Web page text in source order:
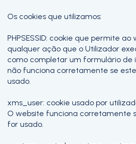
Os cookies que utilizamos:
PHPSESSID: cookie que permite
qualquer ação que o Utilizador
como completar um formulário de
não funciona corretamente se
usado.
xms_user: cookie usado por
O website funciona corretamente
for usado.